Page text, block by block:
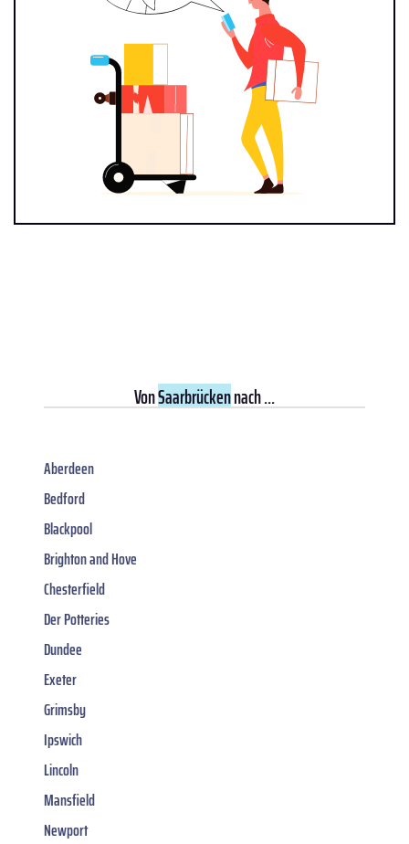
VonSaarbrückennach ...
Aberdeen
Bedford
Blackpool
Brighton and Hove
Chesterfield
Der Potteries
Dundee
Exeter
Grimsby
Ipswich
Lincoln
Mansfield
Newport